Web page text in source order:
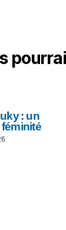
: un